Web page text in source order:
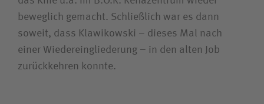
beweglich gemacht. Schließlich war es dann
soweit, dass Klawikowski – dieses Mal nach
einer Wieder­eingliederung – in den alten Job
zurückkehren konnte.